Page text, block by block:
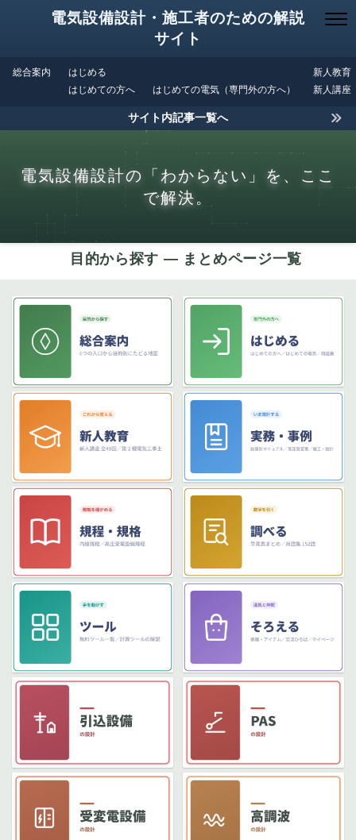
電気設備設計・施工者のための解説
サイト
総合案内
はじめる
はじめての方へ
はじめての電気（専門外の方へ）
新人教育
新人講座
サイト内記事一覧へ
電気設備設計の「わからない」を、ここ
で解決。